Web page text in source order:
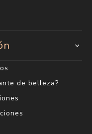
de belleza?